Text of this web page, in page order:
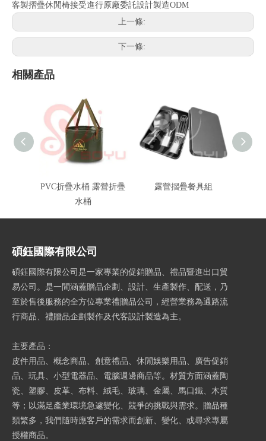
客製摺疊休閒椅接受進行原廠委託設計製造ODM
上一條:
下一條:
相關產品
PVC折疊水桶 露營折疊
水桶
露營摺疊餐具組
碩鈺國際有限公司
碩鈺國際有限公司是一家專業的促銷贈品、禮品暨進出口貿
易公司。是一間涵蓋贈品企劃、設計、生產製作、配送，乃
至於售後服務的全方位專業禮贈品公司，經營業務為通路流
行商品、禮贈品企劃製作及代客設計製造為主。
主要產品：
皮件用品、概念商品、創意禮品、休閒娛樂用品、廣告促銷
品、玩具、小型電器品、電腦週邊商品等。材質方面涵蓋陶
瓷、塑膠、皮革、布料、絨毛、玻璃、金屬、馬口鐵、木質
等；以滿足產業環境急遽變化、競爭的挑戰與需求。贈品種
類繁多，我們隨時應客戶的需求而創新、變化、或尋求專屬
授權商品。